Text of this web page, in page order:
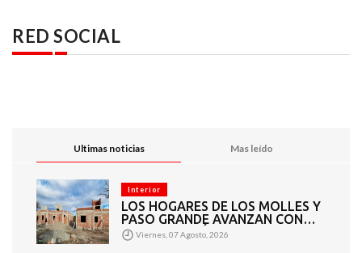
RED SOCIAL
Ultimas noticias Mas leído
Interior
LOS HOGARES DE LOS MOLLES Y
PASO GRANDE AVANZAN CON
MAMPOSTERÍA E
INSTALACIONES
Viernes, 07 Agosto, 2026